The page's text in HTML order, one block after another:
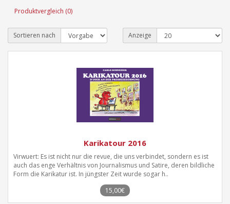
Produktvergleich (0)
Sortieren nach Anzeige
Karikatour 2016
Virwuert: Es ist nicht nur die revue, die uns verbindet, sondern es ist
auch das enge Verhältnis von Journalismus und Satire, deren bildliche
Form die Karikatur ist. In jüngster Zeit wurde sogar h..
15,00€